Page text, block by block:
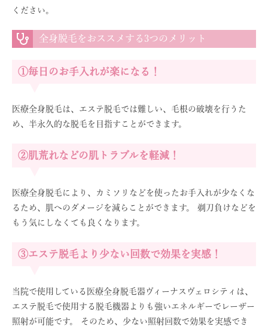
ください。
全身脱毛をおススメする3つのメリット
①毎日のお手入れが楽になる！
医療全身脱毛は、エステ脱毛では難しい、毛根の破壊を行うた
め、半永久的な脱毛を目指すことができます。
②肌荒れなどの肌トラブルを軽減！
医療全身脱毛により、カミソリなどを使ったお手入れが少なくな
るため、肌へのダメージを減らことができます。 剃刀負けなどを
もう気にしなくても良くなります。
③エステ脱毛より少ない回数で効果を実感！
当院で使用している医療全身脱毛器ヴィーナスヴェロシティは、
エステ脱毛で使用する脱毛機器よりも強いエネルギーでレーザー
照射が可能です。 そのため、少ない照射回数で効果を実感でき